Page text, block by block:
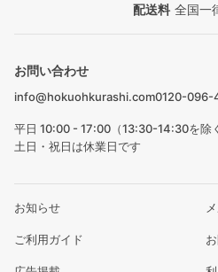
配送料 全国一
お問い合わせ
info@hokuohkurashi.com0120-096-
平日 10:00 - 17:00（13:30-14:30を除
土日・祝日は休業日です
お知らせ
ご利用ガイド